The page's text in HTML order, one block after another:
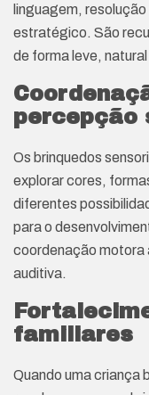
linguagem,
estratégico. São
de forma leve,
percepção
Os brinquedos
explorar cores,
diferentes
para o
coordenação motora
auditiva.
familiares
Quando uma criança